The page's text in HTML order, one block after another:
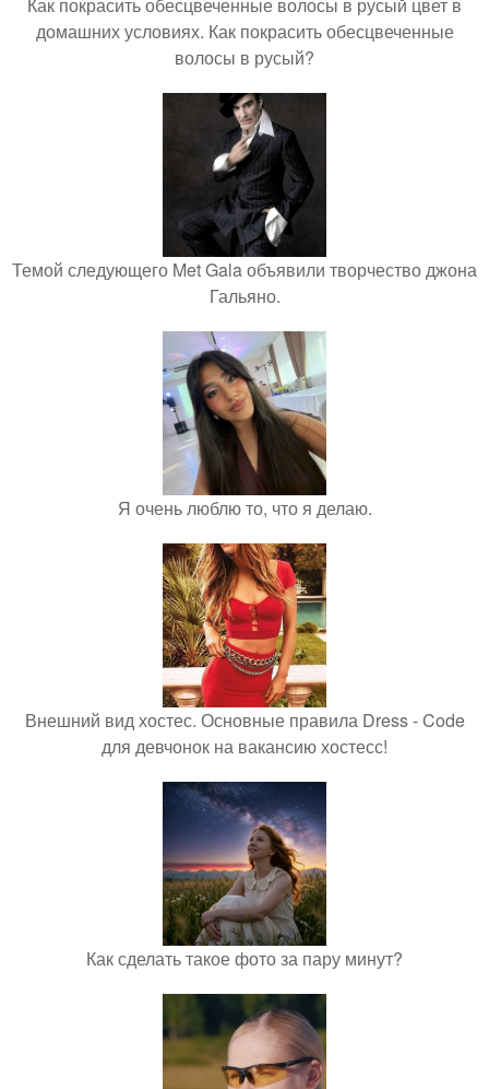
домашних условиях. Как покрасить обесцвеченные
волосы в русый?
Темой следующего Met Gala объявили творчество джона
Гальяно.
Я очень люблю то, что я делаю.
Внешний вид хостес. Основные правила Dress - Code
для девчонок на вакансию хостесс!
Как сделать такое фото за пару минут?